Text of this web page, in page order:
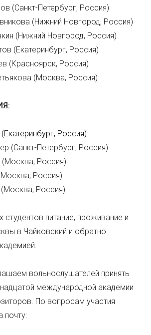
(Санкт-Петербург, Россия)
(Нижний Новгород, Россия)
(Нижний Новгород, Россия)
(Екатеринбург, Россия)
(Красноярск, Россия)
(Москва, Россия)
Россия)
(Санкт-Петербург, Россия)
Россия)
Россия)
Россия)
студентов питание, проживание и
в Чайковский и обратно
вольнослушателей принять
международной академии
По вопросам участия
почту: